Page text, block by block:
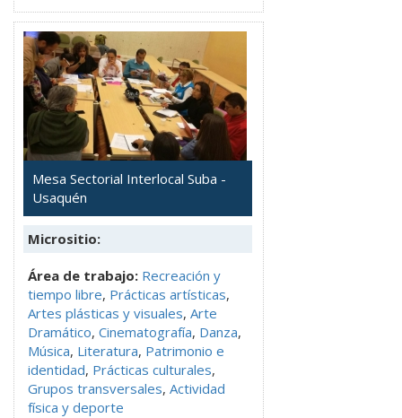
Mesa Sectorial Interlocal Suba -
Usaquén
Micrositio:
Área de trabajo: Recreación y
tiempo libre, Prácticas artísticas,
Artes plásticas y visuales, Arte
Dramático, Cinematografía, Danza,
Música, Literatura, Patrimonio e
identidad, Prácticas culturales,
Grupos transversales, Actividad
física y deporte